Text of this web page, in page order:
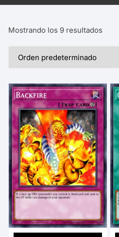
Mostrando los 9 resultados